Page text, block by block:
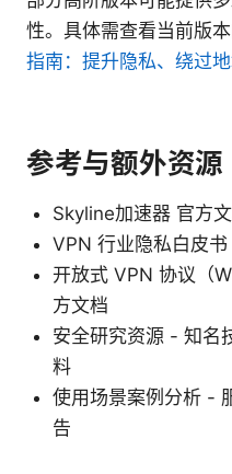
性。具体需查看当前版
指南：提升隐私、绕过
参考与额外资源
Skyline加速器 官方
VPN 行业隐私白皮
开放式 VPN 协议（
方文档
安全研究资源 - 知名
料
使用场景案例分析 -
告